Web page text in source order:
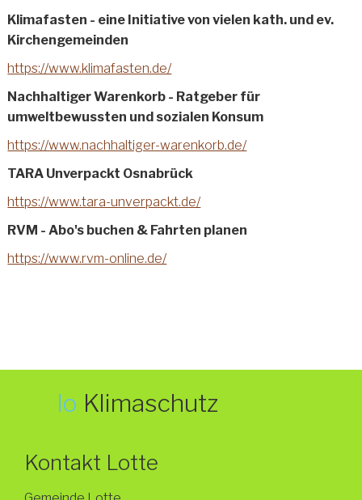
Klimafasten - eine Initiative von vielen kath. und ev.
Kirchengemeinden
https://www.klimafasten.de/
Nachhaltiger Warenkorb - Ratgeber für
umweltbewussten und sozialen Konsum
https://www.nachhaltiger-warenkorb.de/
TARA Unverpackt Osnabrück
https://www.tara-unverpackt.de/
RVM - Abo's buchen & Fahrten planen
https://www.rvm-online.de/
lo Klimaschutz
Kontakt Lotte